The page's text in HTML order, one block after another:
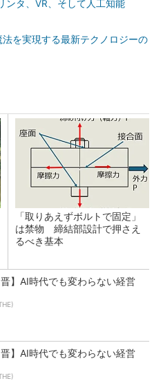
ンタ、VR、そして人工知能
を実現する最新テクノロジーの
「取りあえずボルトで固定」
は禁物 締結部設計で押さえ
るべき基本
晋】AI時代でも変わらない経営
晋】AI時代でも変わらない経営